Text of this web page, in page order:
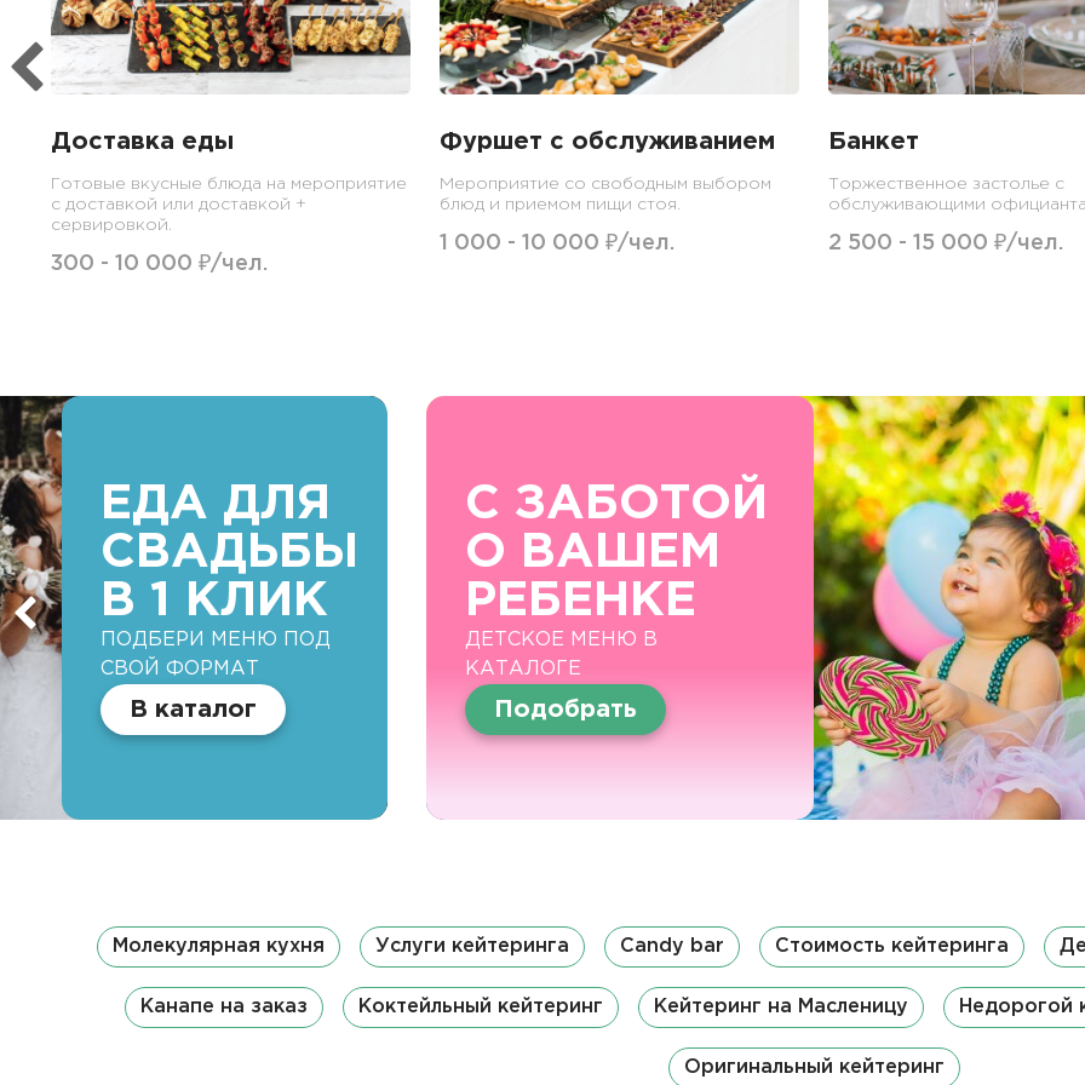
Доставка еды
Готовые вкусные блюда на мероприятие
с доставкой или доставкой +
сервировкой.
300 - 10 000 ₽/чел.
Фуршет с обслуживанием
Мероприятие со свободным выбором
блюд и приемом пищи стоя.
1 000 - 10 000 ₽/чел.
Банкет
Торжественное застолье с
обслуживающими
2 500 - 15 000 ₽/чел.
ЕДА ДЛЯ
СВАДЬБЫ
В 1 КЛИК
ПОДБЕРИ МЕНЮ ПОД
СВОЙ ФОРМАТ
В каталог
С ЗАБОТОЙ
О ВАШЕМ
РЕБЕНКЕ
ДЕТСКОЕ МЕНЮ В
КАТАЛОГЕ
Подобрать
Молекулярная кухня Услуги кейтеринга Candy bar Стоимость кейтеринга
Канапе на заказ Коктейльный кейтеринг Кейтеринг на Масленицу Недорогой
Оригинальный кейтеринг